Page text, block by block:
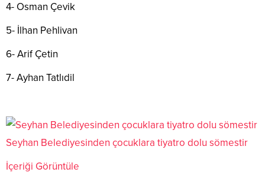
4- Osman Çevik
5- İlhan Pehlivan
6- Arif Çetin
7- Ayhan Tatlıdil
Seyhan Belediyesinden çocuklara tiyatro dolu sömestir
İçeriği Görüntüle